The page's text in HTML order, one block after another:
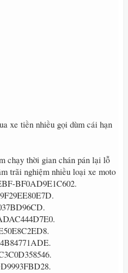
xe tiền nhiều gọi dùm cái hạn
chạy thời gian chán pán lại lỗ
trãi nghiệm nhiều loại xe moto